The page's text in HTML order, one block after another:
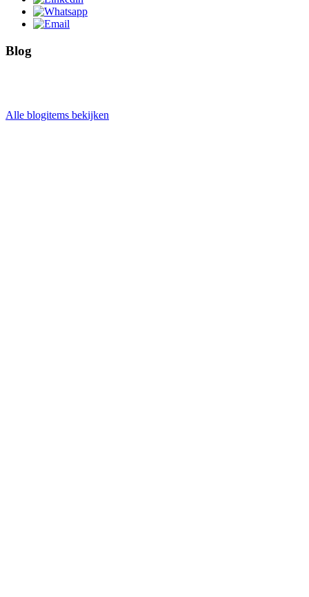
Blog
Alle blogitems bekijken